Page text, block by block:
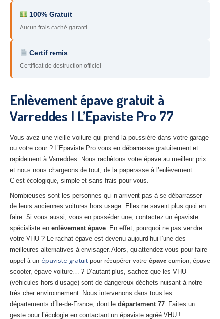
89 – Yonne
51 – Marne
– Eure-et-Loir
27– Eure
– Aube
02 – Aisne
Tousles secteurs
CENTRE VHU AGRÉE
Centre agréé VHU Paris 75 : casse auto avec destruction
Centre
agréé VHU 77 : casse auto avec destruction
Centreagréé VHU 78 : casse auto avec destruction
Centreagréé VHU 91 : casse auto avec destruction
Centreagréé VHU 92 : casse auto avec destruction
Centreagréé VHU 93 : casse auto avec destruction
100% Gratuit
Aucun frais caché garanti
Certif remis
Certificat de destruction officiel
Enlèvement épave gratuit à
Varreddes | L’Epaviste Pro 77
Vous avez une vieille voiture qui prend la poussière dans votre garage
ou votre cour ? L’Epaviste Pro vous en débarrasse gratuitement et
rapidement à Varreddes. Nous rachètons votre épave au meilleur prix
et nous nous chargeons de tout, de la paperasse à l’enlèvement.
C’est écologique, simple et sans frais pour vous.
Nombreuses sont les personnes qui n’arrivent pas à se débarrasser
de leurs anciennes voitures hors usage. Elles ne savent plus quoi en
faire. Si vous aussi, vous en posséder une, contactez un épaviste
spécialiste en enlèvement épave. En effet, pourquoi ne pas vendre
votre VHU ? Le rachat épave est devenu aujourd’hui l’une des
meilleures alternatives à envisager. Alors, qu’attendez-vous pour faire
appel à un épaviste gratuit pour récupérer votre épave camion, épave
scooter, épave voiture… ? D’autant plus, sachez que les VHU
(véhicules hors d’usage) sont de dangereux déchets nuisant à notre
très cher environnement. Nous intervenons dans tous les
départements d’Île-de-France, dont le département 77. Faites un
geste pour l’écologie en contactant un épaviste agréé VHU !